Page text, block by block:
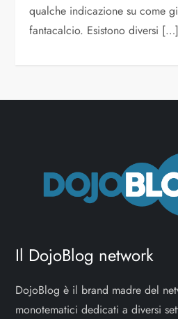
qualche indicazione su come
fantacalcio. Esistono diversi […]
Il DojoBlog network
DojoBlog è il brand madre del
monotematici dedicati a diversi